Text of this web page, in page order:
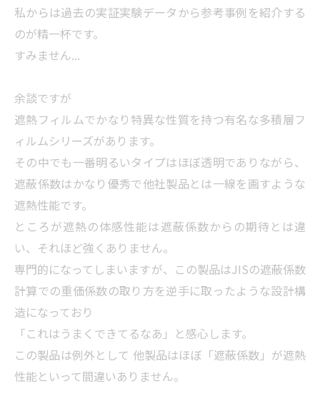
私からは過去の実証実験データから参考事例を紹介する
のが精一杯です。
すみません...
余談ですが
遮熱フィルムでかなり特異な性質を持つ有名な多積層フ
ィルムシリーズがあります。
その中でも一番明るいタイプはほぼ透明でありながら、
遮蔽係数はかなり優秀で他社製品とは一線を画すような
遮熱性能です。
ところが遮熱の体感性能は遮蔽係数からの期待とは違
い、それほど強くありません。
専門的になってしまいますが、この製品はJISの遮蔽係数
計算での重価係数の取り方を逆手に取ったような設計構
造になっており
「これはうまくできてるなあ」と感心します。
この製品は例外として 他製品はほぼ「遮蔽係数」が遮熱
性能といって間違いありません。